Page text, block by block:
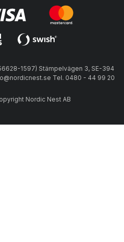
1597) Stämpelvägen 3, SE-394
Tel. 0480 - 44 99 20
Nordic Nest AB